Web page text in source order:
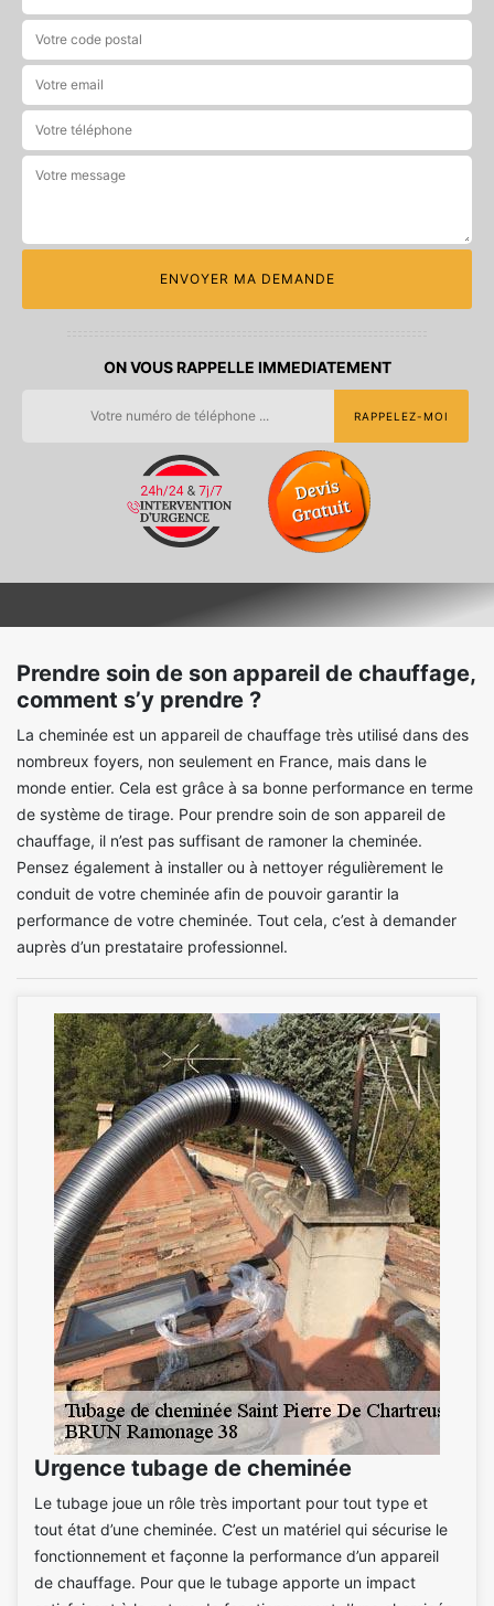
ON VOUS RAPPELLE IMMEDIATEMENT
Prendre soin de son appareil de chauffage,
comment s’y prendre ?
La cheminée est un appareil de chauffage très utilisé dans des
nombreux foyers, non seulement en France, mais dans le
monde entier. Cela est grâce à sa bonne performance en terme
de système de tirage. Pour prendre soin de son appareil de
chauffage, il n’est pas suffisant de ramoner la cheminée.
Pensez également à installer ou à nettoyer régulièrement le
conduit de votre cheminée afin de pouvoir garantir la
performance de votre cheminée. Tout cela, c’est à demander
auprès d’un prestataire professionnel.
Urgence tubage de cheminée
Le tubage joue un rôle très important pour tout type et
tout état d’une cheminée. C’est un matériel qui sécurise le
fonctionnement et façonne la performance d’un appareil
de chauffage. Pour que le tubage apporte un impact